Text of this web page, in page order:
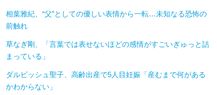
相葉雅紀、“父”としての優しい表情から一転…未知なる恐怖の
前触れ
草なぎ剛、「言葉では表せないほどの感情がすごいぎゅっと詰
まっている」
ダルビッシュ聖子、高齢出産で5人目妊娠「産むまで何がある
かわからない」